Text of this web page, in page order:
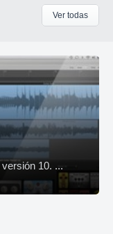
Ver todas
10. ...